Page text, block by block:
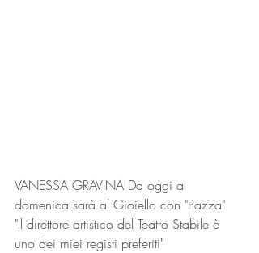
VANESSA GRAVINA Da oggi a
domenica sarà al Gioiello con "Pazza"
"Il direttore artistico del Teatro Stabile è
uno dei miei registi preferiti"